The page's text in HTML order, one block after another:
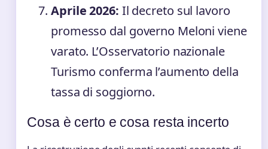
Aprile 2026: Il decreto sul lavoro
promesso dal governo Meloni viene
varato. L’Osservatorio nazionale
Turismo conferma l’aumento della
tassa di soggiorno.
Cosa è certo e cosa resta incerto